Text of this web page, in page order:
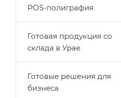
POS-полиграфия
Готовая продукция со
склада в Урае
Готовые решения для
бизнеса